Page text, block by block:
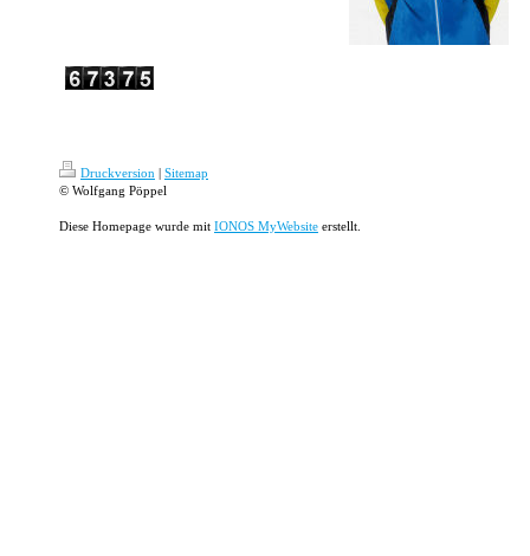
Druckversion | Sitemap
© Wolfgang Pöppel
Diese Homepage wurde mit IONOS MyWebsite erstellt.